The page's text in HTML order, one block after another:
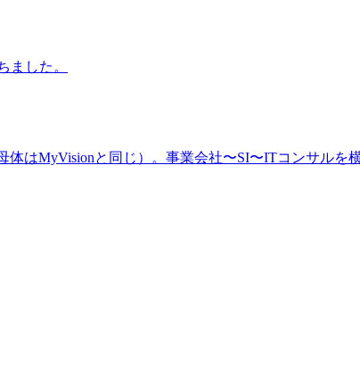
ました。
はMyVisionと同じ）。事業会社〜SI〜ITコンサルを横